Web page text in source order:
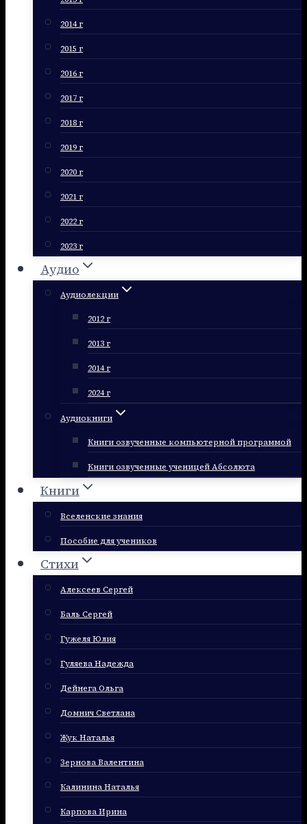
2014 г
2015 г
2016 г
2017 г
2018 г
2019 г
2020 г
2021 г
2022 г
2023 г
Аудио
Аудиолекции
2012 г
2013 г
2014 г
2024 г
Аудиокниги
Книги озвученные компьютерной программой
Книги озвученные ученицей Абсолюта
Книги
Вселенские знания
Пособие для учеников
Стихи
Алексеев Сергей
Баль Сергей
Гужеля Юлия
Гуляева Надежда
Дейнега Ольга
Домнич Светлана
Жук Наталья
Зернова Валентина
Калинина Наталья
Карпова Ирина